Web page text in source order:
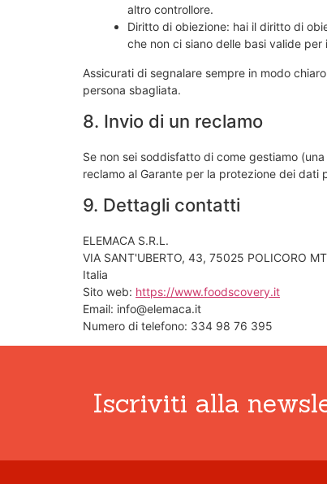
altro controllore.
Diritto di obiezione: hai il diritto di
che non ci siano delle basi valide per
Assicurati di segnalare sempre in modo
persona sbagliata.
8. Invio di un reclamo
Se non sei soddisfatto di come gestiamo
reclamo al Garante per la protezione dei dati
9. Dettagli contatti
ELEMACA S.R.L.
VIA SANT'UBERTO, 43, 75025 POLICORO MT
Italia
Sito web: https://www.foodscovery.it
Email: info@elemaca.it
Numero di telefono: 334 98 76 395
Iscriviti alla